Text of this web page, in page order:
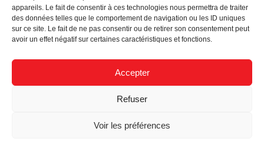
appareils. Le fait de consentir à ces technologies nous permettra de traiter
des données telles que le comportement de navigation ou les ID uniques
sur ce site. Le fait de ne pas consentir ou de retirer son consentement peut
avoir un effet négatif sur certaines caractéristiques et fonctions.
Accepter
Refuser
Voir les préférences
Newsletter